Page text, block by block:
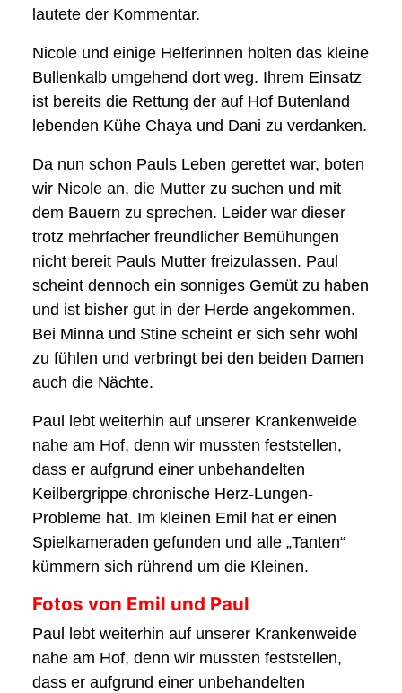
lautete der Kommentar.
Nicole und einige Helferinnen holten das kleine
Bullenkalb umgehend dort weg. Ihrem Einsatz
ist bereits die Rettung der auf Hof Butenland
lebenden Kühe Chaya und Dani zu verdanken.
Da nun schon Pauls Leben gerettet war, boten
wir Nicole an, die Mutter zu suchen und mit
dem Bauern zu sprechen. Leider war dieser
trotz mehrfacher freundlicher Bemühungen
nicht bereit Pauls Mutter freizulassen. Paul
scheint dennoch ein sonniges Gemüt zu haben
und ist bisher gut in der Herde angekommen.
Bei Minna und Stine scheint er sich sehr wohl
zu fühlen und verbringt bei den beiden Damen
auch die Nächte.
Paul lebt weiterhin auf unserer Krankenweide
nahe am Hof, denn wir mussten feststellen,
dass er aufgrund einer unbehandelten
Keilbergrippe chronische Herz-Lungen-
Probleme hat. Im kleinen Emil hat er einen
Spielkameraden gefunden und alle „Tanten“
kümmern sich rührend um die Kleinen.
Fotos von Emil und Paul
Paul lebt weiterhin auf unserer Krankenweide
nahe am Hof, denn wir mussten feststellen,
dass er aufgrund einer unbehandelten